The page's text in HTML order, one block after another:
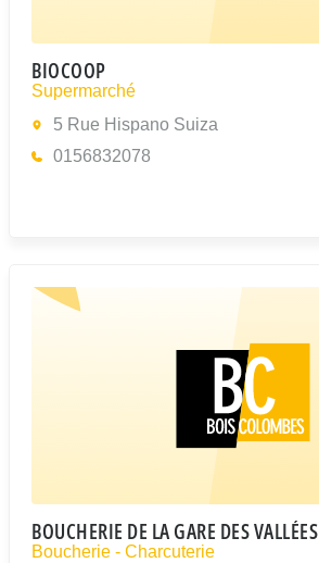
BIOCOOP
Supermarché
5 Rue Hispano Suiza
0156832078
BOUCHERIE DE LA GARE DES VALLÉES
Boucherie - Charcuterie